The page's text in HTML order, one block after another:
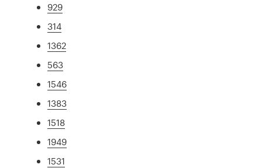
929
314
1362
563
1546
1383
1518
1949
1531